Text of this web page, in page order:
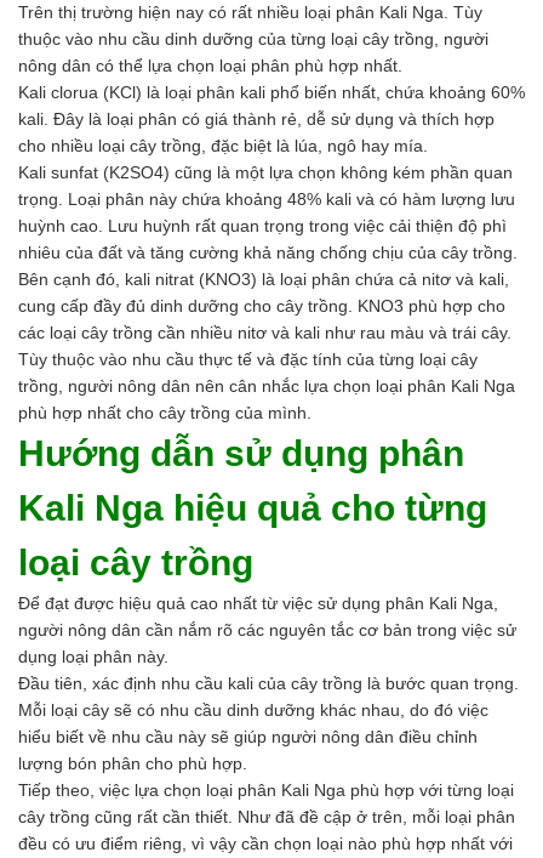
Ngành Hóa Chất
Tẩy Rửa Diệt Khuẩn
Ngành Thực Phẩm
Ngành Nông Nghiệp
Ngành Thủy Sản
Ngành Môi Trường
Ngành Nhựa
Ngành Xây Dựng
Ngành Cao Su
Ngành Xi Mạ
Ngành Thủy Tinh
Ngành Dệt Nhuộm
Ngành Sơn
Ngành In Ấn Bao Bì
Ngành Gốm Sứ
Ngành Gỗ
Ngành Mỹ Phẩm
Ngành Giấy
Tuyển dụng
Trên thị trường hiện nay có rất nhiều loại phân Kali Nga. Tùy
thuộc vào nhu cầu dinh dưỡng của từng loại cây trồng, người
nông dân có thể lựa chọn loại phân phù hợp nhất.
Kali clorua (KCl) là loại phân kali phổ biến nhất, chứa khoảng 60%
kali. Đây là loại phân có giá thành rẻ, dễ sử dụng và thích hợp
cho nhiều loại cây trồng, đặc biệt là lúa, ngô hay mía.
Kali sunfat (K2SO4) cũng là một lựa chọn không kém phần quan
trọng. Loại phân này chứa khoảng 48% kali và có hàm lượng lưu
huỳnh cao. Lưu huỳnh rất quan trọng trong việc cải thiện độ phì
nhiêu của đất và tăng cường khả năng chống chịu của cây trồng.
Bên cạnh đó, kali nitrat (KNO3) là loại phân chứa cả nitơ và kali,
cung cấp đầy đủ dinh dưỡng cho cây trồng. KNO3 phù hợp cho
các loại cây trồng cần nhiều nitơ và kali như rau màu và trái cây.
Tùy thuộc vào nhu cầu thực tế và đặc tính của từng loại cây
trồng, người nông dân nên cân nhắc lựa chọn loại phân Kali Nga
phù hợp nhất cho cây trồng của mình.
Hướng dẫn sử dụng phân
Kali Nga hiệu quả cho từng
loại cây trồng
Để đạt được hiệu quả cao nhất từ việc sử dụng phân Kali Nga,
người nông dân cần nắm rõ các nguyên tắc cơ bản trong việc sử
dụng loại phân này.
Đầu tiên, xác định nhu cầu kali của cây trồng là bước quan trọng.
Mỗi loại cây sẽ có nhu cầu dinh dưỡng khác nhau, do đó việc
hiểu biết về nhu cầu này sẽ giúp người nông dân điều chỉnh
lượng bón phân cho phù hợp.
Tiếp theo, việc lựa chọn loại phân Kali Nga phù hợp với từng loại
cây trồng cũng rất cần thiết. Như đã đề cập ở trên, mỗi loại phân
đều có ưu điểm riêng, vì vậy cần chọn loại nào phù hợp nhất với